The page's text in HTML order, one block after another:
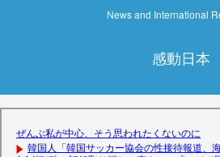
News and International
感動日本